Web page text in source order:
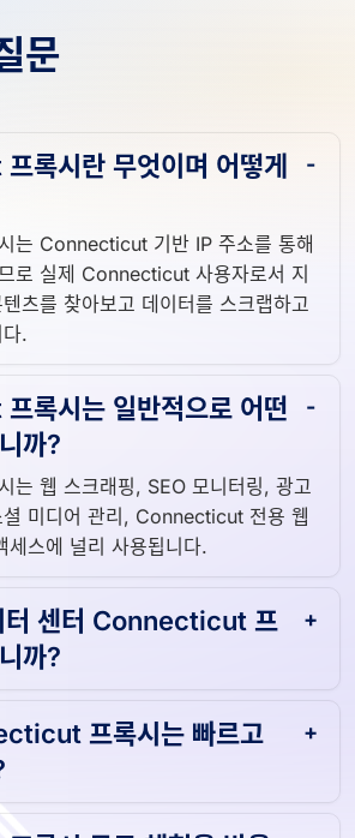
문
록시란 무엇이며 어떻게
는 Connecticut 기반 IP 주소를 통해
로 실제 Connecticut 사용자로서 지
츠를 찾아보고 데이터를 스크랩하고
.
록시는 일반적으로 어떤
까?
는 웹 스크래핑, SEO 모니터링, 광고
미디어 관리, Connecticut 전용 웹
세스에 널리 사용됩니다.
터 센터 Connecticut 프
까?
프록시는 빠르고